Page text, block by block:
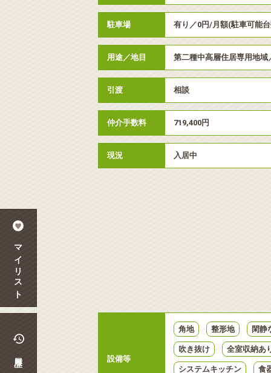
駐車場 有り／0円/月額(駐車可能
用途／地目 第二種中高層住居専用地域
引渡 相談
仲介手数料 719,400円
現況 入居中
設備等
角地 整形地 閑静
吹き抜け 全室収納あ
システムキッチン 食
マイリスト